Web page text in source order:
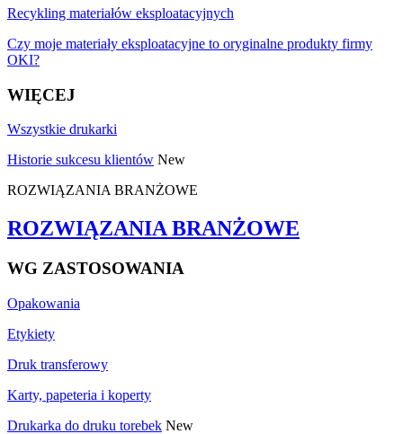
Recykling materiałów eksploatacyjnych
Czy moje materiały eksploatacyjne to oryginalne produkty firmy
OKI?
WIĘCEJ
Wszystkie drukarki
Historie sukcesu klientów New
ROZWIĄZANIA BRANŻOWE
ROZWIĄZANIA BRANŻOWE
WG ZASTOSOWANIA
Opakowania
Etykiety
Druk transferowy
Karty, papeteria i koperty
Drukarka do druku torebek New